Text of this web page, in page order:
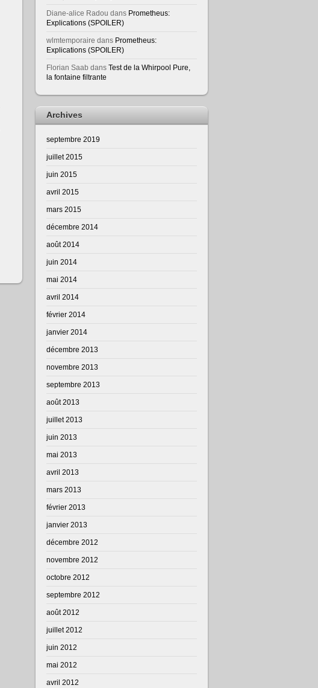
Diane-alice Radou dans Prometheus:
Explications (SPOILER)
wlmtemporaire dans Prometheus:
Explications (SPOILER)
Florian Saab dans Test de la Whirpool Pure,
la fontaine filtrante
Archives
septembre 2019
juillet 2015
juin 2015
avril 2015
mars 2015
décembre 2014
août 2014
juin 2014
mai 2014
avril 2014
février 2014
janvier 2014
décembre 2013
novembre 2013
septembre 2013
août 2013
juillet 2013
juin 2013
mai 2013
avril 2013
mars 2013
février 2013
janvier 2013
décembre 2012
novembre 2012
octobre 2012
septembre 2012
août 2012
juillet 2012
juin 2012
mai 2012
avril 2012